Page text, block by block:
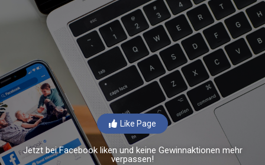
Like Page
Jetzt bei Facebook liken und keine Gewinnaktionen mehr
verpassen!